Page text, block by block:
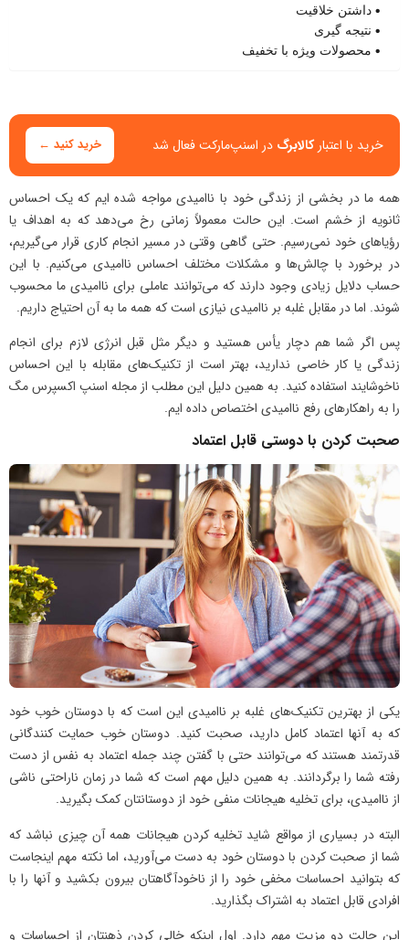
داشتن خلاقیت
نتیجه گیری
محصولات ویژه با تخفیف
خرید با اعتبارکالابرگ در اسنپ‌مارکت فعال شد خرید کنید ←
همه ما در بخشی از زندگی خود با ناامیدی مواجه شده ایم که یک احساس
ثانویه از خشم است. این حالت معمولاً زمانی رخ می‌دهد که به اهداف یا
رؤیاهای خود نمی‌رسیم. حتی گاهی وقتی در مسیر انجام کاری قرار می‌گیریم،
در برخورد با چالش‌ها و مشکلات مختلف احساس ناامیدی می‌کنیم. با این
حساب دلایل زیادی وجود دارند که می‌توانند عاملی برای ناامیدی ما محسوب
شوند. اما در مقابل غلبه بر ناامیدی نیازی است که همه ما به آن احتیاج داریم.
پس اگر شما هم دچار یأس هستید و دیگر مثل قبل انرژی لازم برای انجام
زندگی یا کار خاصی ندارید، بهتر است از تکنیک‌های مقابله با این احساس
ناخوشایند استفاده کنید. به همین دلیل این مطلب از مجله اسنپ اکسپرس مگ
را به راهکارهای رفع ناامیدی اختصاص داده ایم.
صحبت کردن با دوستی قابل اعتماد
یکی از بهترین تکنیک‌های غلبه بر ناامیدی این است که با دوستان خوب خود
که به آنها اعتماد کامل دارید، صحبت کنید. دوستان خوب حمایت کنندگانی
قدرتمند هستند که می‌توانند حتی با گفتن چند جمله اعتماد به نفس از دست
رفته شما را برگردانند. به همین دلیل مهم است که شما در زمان ناراحتی ناشی
از ناامیدی، برای تخلیه هیجانات منفی خود از دوستانتان کمک بگیرید.
البته در بسیاری از مواقع شاید تخلیه کردن هیجانات همه آن چیزی نباشد که
شما از صحبت کردن با دوستان خود به دست می‌آورید، اما نکته مهم اینجاست
که بتوانید احساسات مخفی خود را از ناخودآگاهتان بیرون بکشید و آنها را با
افرادی قابل اعتماد به اشتراک بگذارید.
این حالت دو مزیت مهم دارد. اول اینکه خالی کردن ذهنتان از احساسات و